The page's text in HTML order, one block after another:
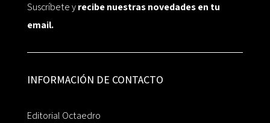
Suscríbete yrecibe nuestras novedades en tu
email.
INFORMACIÓN DE CONTACTO
Editorial Octaedro